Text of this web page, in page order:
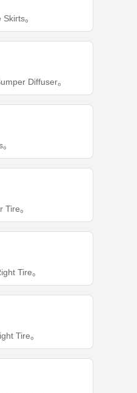
。
Diffuser。
。
Tire。
Tire。